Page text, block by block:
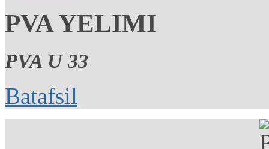
PVA YELIMI
PVA U 33
Batafsil